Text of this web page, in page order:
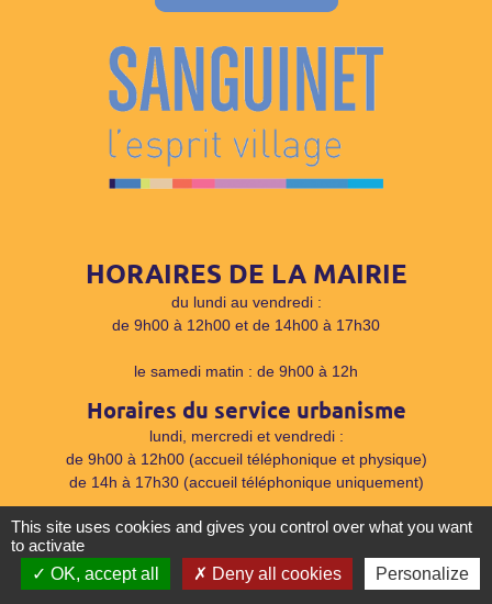
HORAIRES DE LA MAIRIE
du lundi au vendredi :
de 9h00 à 12h00 et de 14h00 à 17h30
le samedi matin : de 9h00 à 12h
Horaires du service urbanisme
lundi, mercredi et vendredi :
de 9h00 à 12h00 (accueil téléphonique et physique)
de 14h à 17h30 (accueil téléphonique uniquement)
Le service est fermé le mardi et le jeudi au public
Fermé le samedi matin
This site uses cookies and gives you control over what you want
to activate
OK, accept all
Deny all cookies Personalize